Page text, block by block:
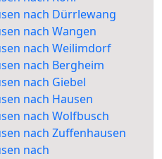
nach Dürrlewang
nach Wangen
nach Weilimdorf
nach Bergheim
nach Giebel
nach Hausen
nach Wolfbusch
nach Zuffenhausen
nach